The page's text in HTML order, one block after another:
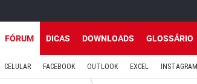
FÓRUM DICAS DOWNLOADS GLOSSÁRIO
CELULAR FACEBOOK OUTLOOK EXCEL INSTAGRAM